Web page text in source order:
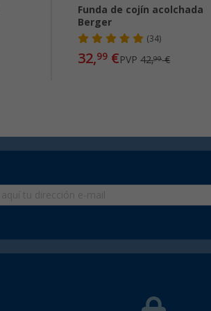
Funda de cojín acolchada
Berger
(34)
32,99 €PVP42,99€